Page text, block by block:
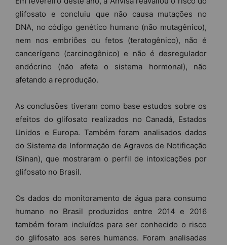
glifosato e concluiu que não causa mutações no
DNA, no código genético humano (não mutagênico),
nem nos embriões ou fetos (teratogênico), não é
cancerígeno (carcinogênico) e não é desregulador
endócrino (não afeta o sistema hormonal), não
afetando a reprodução.
As conclusões tiveram como base estudos sobre os
efeitos do glifosato realizados no Canadá, Estados
Unidos e Europa. Também foram analisados dados
do Sistema de Informação de Agravos de Notificação
(Sinan), que mostraram o perfil de intoxicações por
glifosato no Brasil.
Os dados do monitoramento de água para consumo
humano no Brasil produzidos entre 2014 e 2016
também foram incluídos para ser conhecido o risco
do glifosato aos seres humanos. Foram analisadas